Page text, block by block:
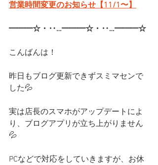
営業時間変更のお知らせ【11/1〜】
━━━☆・‥…━━━☆・‥…━━━☆
こんばんは！
昨日もブログ更新できずスミマセンで
した💦
実は店長のスマホがアップデートによ
り、ブログアプリが立ち上がりません
💦
PCなどで対応をしていきますが、お休